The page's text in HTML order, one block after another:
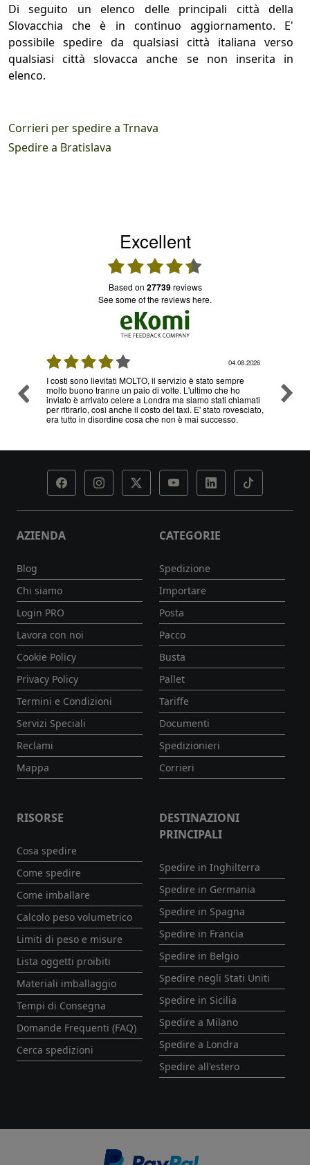
Di seguito un elenco delle principali città della
Slovacchia che è in continuo aggiornamento. E'
possibile spedire da qualsiasi città italiana verso
qualsiasi città slovacca anche se non inserita in
elenco.
Corrieri per spedire a Trnava
Spedire a Bratislava
Excellent
based on 27739reviews
see some of the reviews here.
04.08.2026
I costi sono lievitati MOLTO, il servizio è stato sempre
molto buono tranne un paio di volte. L'ultimo che ho
inviato è arrivato celere a Londra ma siamo stati chiamati
per ritirarlo, così anche il costo del taxi. E' stato rovesciato,
era tutto in disordine cosa che non è mai successo.
AZIENDA
Blog
Chi siamo
Login PRO
Lavora con noi
Cookie Policy
Privacy Policy
Termini e Condizioni
Servizi Speciali
Reclami
Mappa
CATEGORIE
Spedizione
Importare
Posta
Pacco
Busta
Pallet
Tariffe
Documenti
Spedizionieri
Corrieri
RISORSE
Cosa spedire
Come spedire
Come imballare
Calcolo peso volumetrico
Limiti di peso e misure
Lista oggetti proibiti
Materiali imballaggio
Tempi di Consegna
Domande Frequenti (FAQ)
Cerca spedizioni
DESTINAZIONI
PRINCIPALI
Spedire in Inghilterra
Spedire in Germania
Spedire in Spagna
Spedire in Francia
Spedire in Belgio
Spedire negli Stati Uniti
Spedire in Sicilia
Spedire a Milano
Spedire a Londra
Spedire all'estero